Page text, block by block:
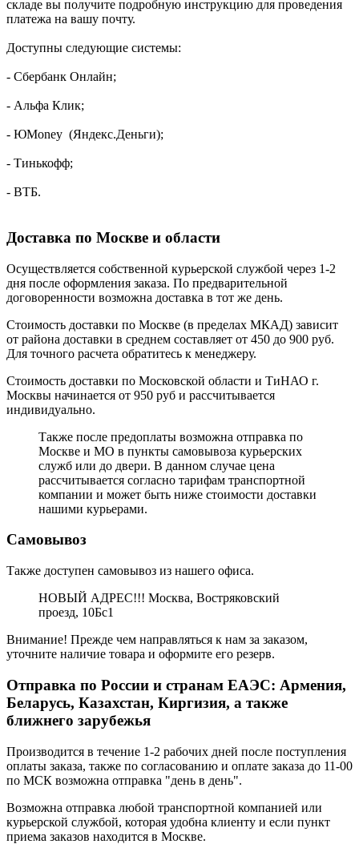
складе вы получите подробную инструкцию для проведения
платежа на вашу почту.
Доступны следующие системы:
- Сбербанк Онлайн;
- Альфа Клик;
- ЮMoney (Яндекс.Деньги);
- Тинькофф;
- ВТБ.
Доставка по Москве и области
Осуществляется собственной курьерской службой через 1-2
дня после оформления заказа. По предварительной
договоренности возможна доставка в тот же день.
Стоимость доставки по Москве (в пределах МКАД) зависит
от района доставки в среднем составляет от 450 до 900 руб.
Для точного расчета обратитесь к менеджеру.
Стоимость доставки по Московской области и ТиНАО г.
Москвы начинается от 950 руб и рассчитывается
индивидуально.
Также после предоплаты возможна отправка по
Москве и МО в пункты самовывоза курьерских
служб или до двери. В данном случае цена
рассчитывается согласно тарифам транспортной
компании и может быть ниже стоимости доставки
нашими курьерами.
Самовывоз
Также доступен самовывоз из нашего офиса.
НОВЫЙ АДРЕС!!! Москва, Востряковский
проезд, 10Бс1
Внимание! Прежде чем направляться к нам за заказом,
уточните наличие товара и оформите его резерв.
Отправка по России и странам ЕАЭС: Армения,
Беларусь, Казахстан, Киргизия, а также
ближнего зарубежья
Производится в течение 1-2 рабочих дней после поступления
оплаты заказа, также по согласованию и оплате заказа до 11-00
по МСК возможна отправка "день в день".
Возможна отправка любой транспортной компанией или
курьерской службой, которая удобна клиенту и если пункт
приема заказов находится в Москве.